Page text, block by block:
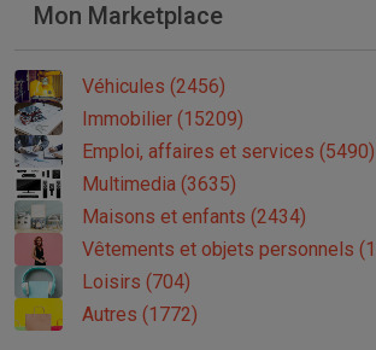
Mon Marketplace
Véhicules (2456)
Immobilier (15209)
Emploi, affaires et services (5490)
Multimedia (3635)
Maisons et enfants (2434)
Vêtements et objets personnels
Loisirs (704)
Autres (1772)